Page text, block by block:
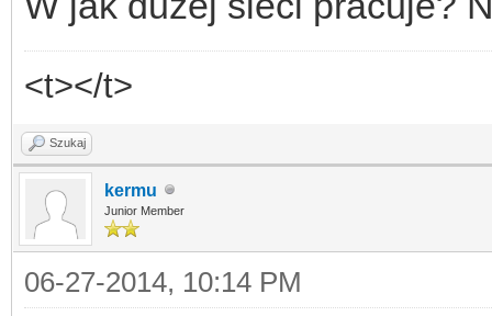
<t></t>
Szukaj
kermu
Junior Member
06-27-2014, 10:14 PM